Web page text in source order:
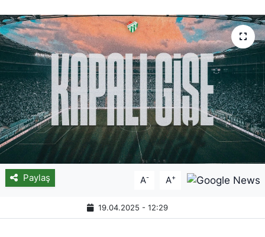
Paylaş A- A+
19.04.2025 - 12:29